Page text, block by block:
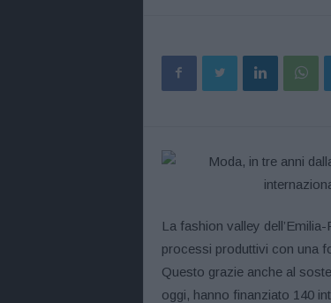
La fashion valley
processi produttivi con una
Questo grazie anche al
oggi, hanno finanziato 140